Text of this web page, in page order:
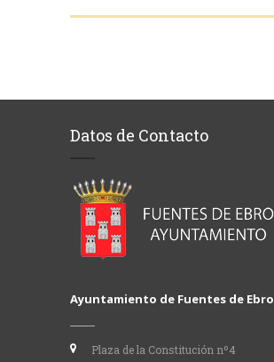
Datos de Contacto
Ayuntamiento de Fuentes de Ebro
Plaza de la Constitución nº4